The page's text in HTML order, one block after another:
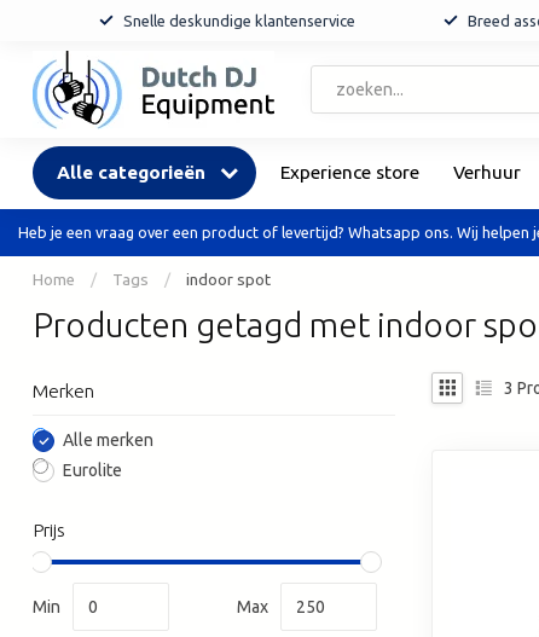
Snelle deskundige klantenservice Breed
Alle categorieën Experience store Verhuur
Heb je een vraag over een product of levertijd? Whatsapp ons. Wij helpen
Home / Tags / indoor spot
Producten getagd met indoor
Merken
Alle merken
Eurolite
Prijs
Min Max
3